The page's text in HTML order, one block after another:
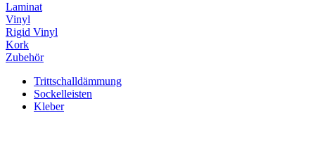
Laminat
Vinyl
Rigid Vinyl
Kork
Zubehör
Trittschalldämmung
Sockelleisten
Kleber